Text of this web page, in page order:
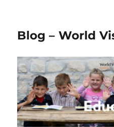
Blog – World